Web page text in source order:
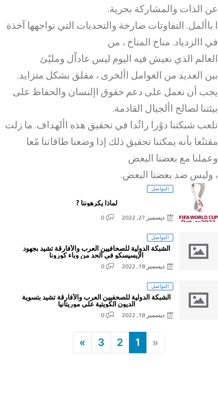
عن الذات والمشاركة بحرية.
ا باألمل. التفاوتات صارخة والتحديات التي نواجهها آخذة
في االزدياد. مناخ المناخ ، من
العالم الذي نعيش فيه اليوم ليس عاداًل ومليًئ
بين العديد من العوامل األخرى ، مقلق بشكل متزايد.
يجب أن نعمل على دعم حقوق اإلنسان والحفاظ على
بيئتنا لصالح األجيال القادمة.
تلعب شبكتنا دوًرا رائًدا في تحقيق هذه األهداف. ما زلت
مقتنًعا بأنه يمكننا تحقيق ذلك إذا وضعنا طاقاتنا مًعا
وعملنا مع بعضنا البعض
، وليس ضد بعضنا البعض.
التواصل
لماذا يكرهوننا ?
ديسمبر 27, 2022 0
التواصل
الشبكة الدولية للصحافيين العرب والأفارقة تشيد بجهود
الإيسيسكو في الحد من وباء كورونا
ديسمبر 18, 2022 0
التواصل
الشبكة الدولية للصحفيين العرب والأفارقة تشيد بتسوية
الديون الكويتية علي موريتانيا
ديسمبر 18, 2022 0
«
1
2
3
»